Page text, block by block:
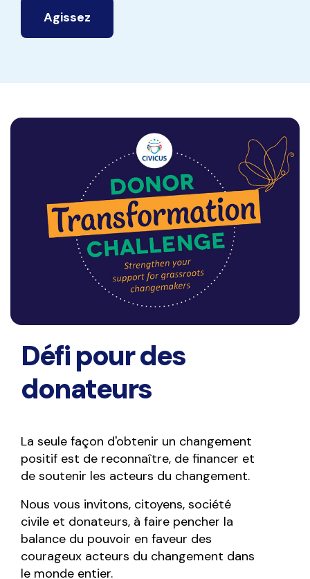
Agissez
Défi pour des
donateurs
La seule façon d'obtenir un changement
positif est de reconnaître, de financer et
de soutenir les acteurs du changement.
Nous vous invitons, citoyens, société
civile et donateurs, à faire pencher la
balance du pouvoir en faveur des
courageux acteurs du changement dans
le monde entier.